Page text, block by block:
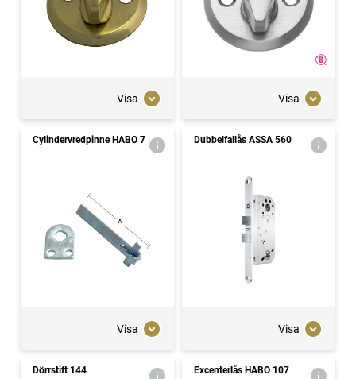
Visa Visa
Cylindervredpinne HABO 7
Visa
Dubbelfallås ASSA 560
Visa
Dörrstift 144 Excenterlås HABO 107